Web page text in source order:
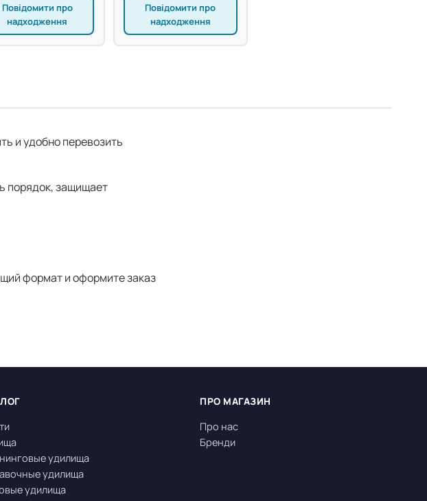
Повідомити про
надходження
Повідомити про
надходження
и удобно перевозить
порядок, защищает
формат и оформите заказ
удилища
удилища
удилища
ПРО МАГАЗИН
Про нас
Бренди